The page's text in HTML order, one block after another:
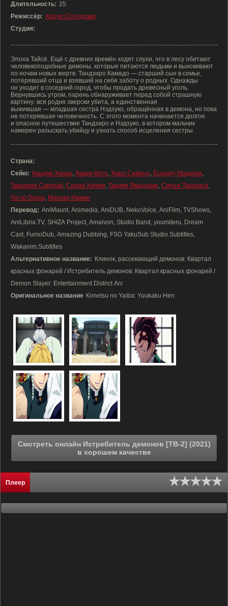
Длительность: 25
Режиссёр: Харуо Сотодзаки
Студия:
Эпоха Тайсё. Ещё с древних времён ходят слухи, что в лесу обитают
человекоподобные демоны, которые питаются людьми и выискивают
по ночам новых жертв. Тандзиро Камадо — старший сын в семье,
потерявший отца и взявший на себя заботу о родных. Однажды
он уходит в соседний город, чтобы продать древесный уголь.
Вернувшись утром, парень обнаруживает перед собой страшную
картину: вся родня зверски убита, а единственная
выжившая — младшая сестра Нэдзуко, обращённая в демона, но пока
не потерявшая человечность. С этого момента начинается долгое
и опасное путешествие Тандзиро и Нэдзуко, в котором мальчик
намерен разыскать убийцу и узнать способ исцеления сестры.
Страна:
Сейю: Нацуки Ханаэ, Акари Кито, Хиро Симоно, Ёсицугу Мацуока,
Такахиро Сакурай, Саори Хаями, Такуми Ямадзаки, Синъя Такахаси,
Хотю Оцука, Манака Ивами
Перевод: AniMaunt, Animedia, AniDUB, NekoVoice, AniFilm, TVShows,
AniLibria.TV, SHIZA Project, Amaivon, Studio Band, youmiteru, Dream
Cast, FumoDub, Amazing Dubbing, FSG YakuSub Studio.Subtitles,
Wakanim.Subtitles
Альтернативное название: Клинок, рассекающий демонов: Квартал
красных фонарей / Истребитель демонов: Квартал красных фонарей /
Demon Slayer: Entertainment District Arc
Оригинальное название Kimetsu no Yaiba: Yuukaku Hen
Смотреть онлайн Истребитель демонов [ТВ-2] (2021)
в хорошем качестве
Плеер